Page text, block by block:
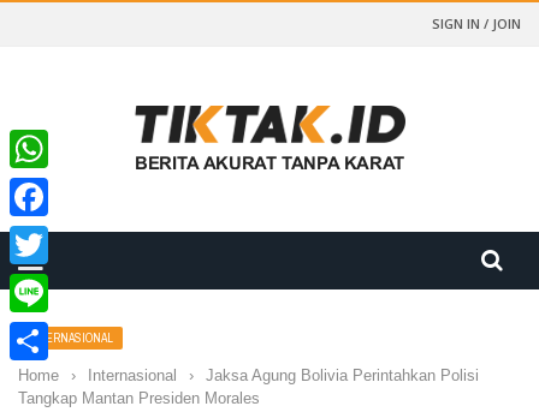
SIGN IN / JOIN
INTERNASIONAL
Home › Internasional ›
Jaksa Agung Bolivia Perintahkan Polisi
Tangkap Mantan Presiden Morales
WhatsApp
Facebook
Twitter
Line
Share